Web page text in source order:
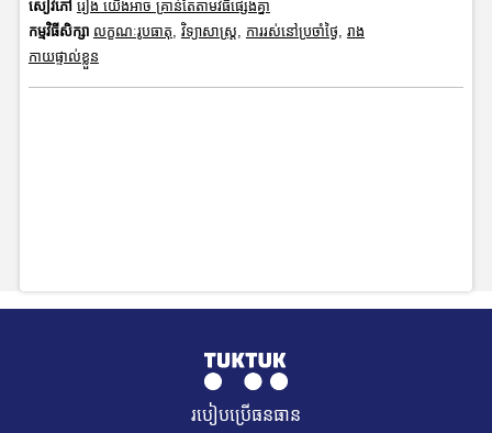
សៀវភៅ រឿង យើងអាច គ្រាន់តែតាមវិធីផ្សេងគ្នា
កម្មវិធីសិក្សា លក្ខណៈរូបធាតុ វិទ្យាសាស្រ្ត ការរស់នៅប្រចាំថ្ងៃ រាង
កាយផ្ទាល់ខ្លួន
របៀបប្រើធនធាន